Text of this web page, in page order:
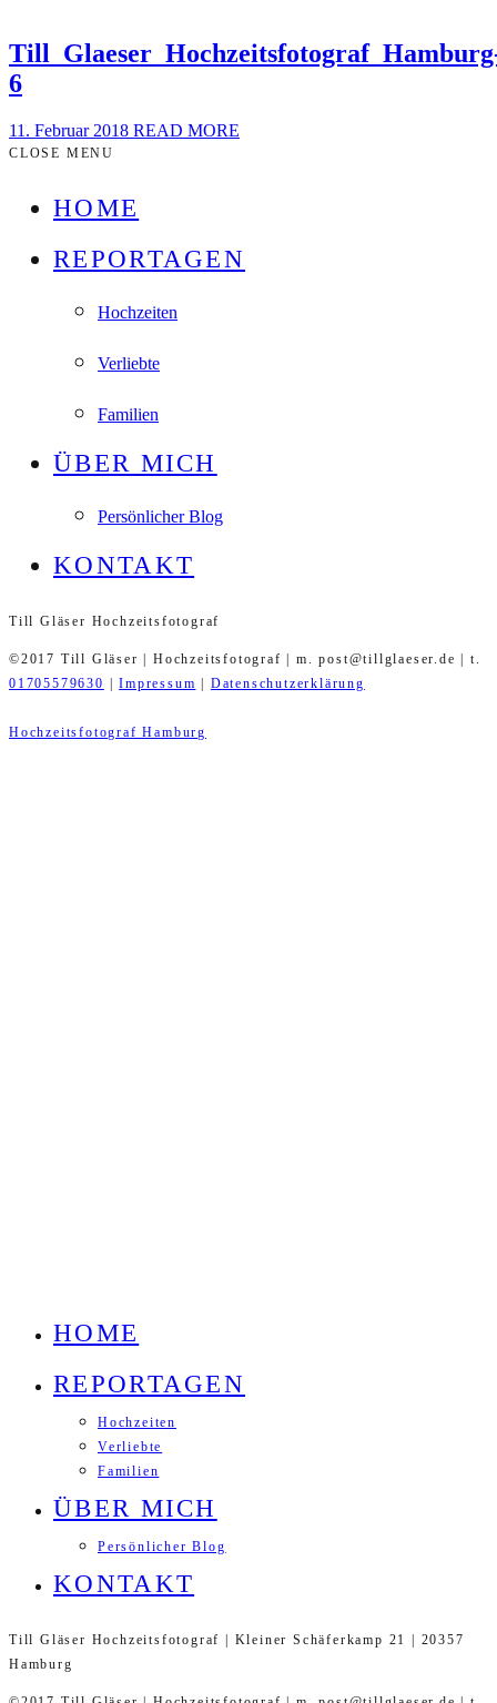
6
11. Februar 2018 READ MORE
CLOSE MENU
HOME
REPORTAGEN
Hochzeiten
Verliebte
Familien
ÜBER MICH
Persönlicher Blog
KONTAKT
Till Gläser Hochzeitsfotograf
©2017 Till Gläser | Hochzeitsfotograf | m. post@tillglaeser.de | t.
01705579630
|Impressum Datenschutzerklärung
Hochzeitsfotograf Hamburg
HOME
REPORTAGEN
Hochzeiten
Verliebte
Familien
ÜBER MICH
Persönlicher Blog
KONTAKT
Till Gläser Hochzeitsfotograf | Kleiner Schäferkamp 21 | 20357
Hamburg